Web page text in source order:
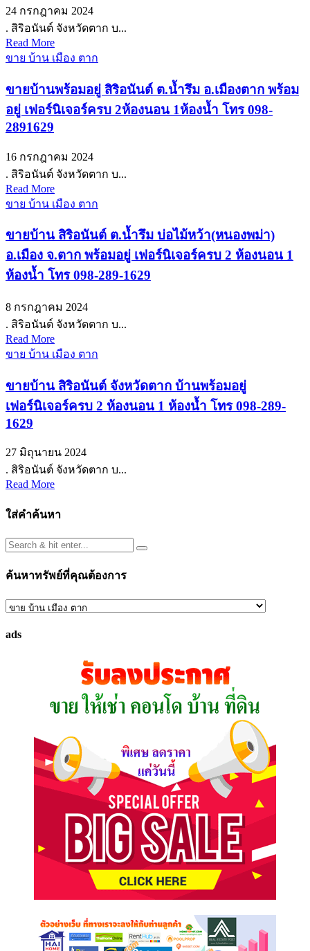
24 กรกฎาคม 2024
. สิริอนันต์ จังหวัดตาก บ...
Read More
ขาย บ้าน เมือง ตาก
ขายบ้านพร้อมอยู่ สิริอนันต์ ต.น้ำรึม อ.เมืองตาก พร้อม
อยู่ เฟอร์นิเจอร์ครบ 2ห้องนอน 1ห้องน้ำ โทร 098-
2891629
16 กรกฎาคม 2024
. สิริอนันต์ จังหวัดตาก บ...
Read More
ขาย บ้าน เมือง ตาก
ขายบ้าน สิริอนันต์ ต.น้ำรึม บ่อไม้หว้า(หนองพม่า)
อ.เมือง จ.ตาก พร้อมอยู่ เฟอร์นิเจอร์ครบ 2 ห้องนอน 1
ห้องน้ำ โทร 098-289-1629
8 กรกฎาคม 2024
. สิริอนันต์ จังหวัดตาก บ...
Read More
ขาย บ้าน เมือง ตาก
ขายบ้าน สิริอนันต์ จังหวัดตาก บ้านพร้อมอยู่
เฟอร์นิเจอร์ครบ 2 ห้องนอน 1 ห้องน้ำ โทร 098-289-
1629
27 มิถุนายน 2024
. สิริอนันต์ จังหวัดตาก บ...
Read More
ใส่คำค้นหา
ค้นหาทรัพย์ที่คุณต้องการ
ค้นหา
ที่
ads